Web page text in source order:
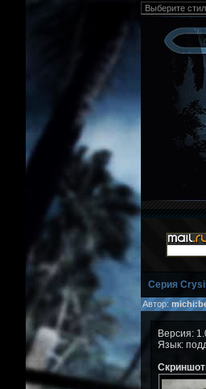
Серия
Автор:
Версия:
Язык: